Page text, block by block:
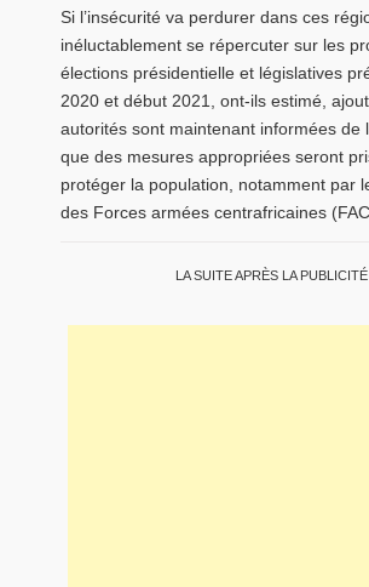
Si l’insécurité va perdurer dans ces
inéluctablement se répercuter sur les
élections présidentielle et législatives
2020 et début 2021, ont-ils estimé,
autorités sont maintenant informées de
que des mesures appropriées seront
protéger la population, notamment par
des Forces armées centrafricaines
LA SUITE APRÈS LA PUBLICITÉ